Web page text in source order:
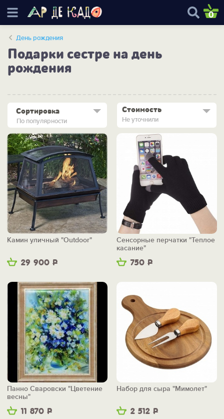
0
День рождения
Подарки сестре на день
рождения
По популярности
Сортировка Стоимость
Не уточнили
29 900 Р
Камин уличный "Outdoor"
750 Р
Сенсорные перчатки "Теплое
касание"
11 870 Р
Панно Сваровски "Цветение
весны"
2 512 Р
Набор для сыра "Мимолет"